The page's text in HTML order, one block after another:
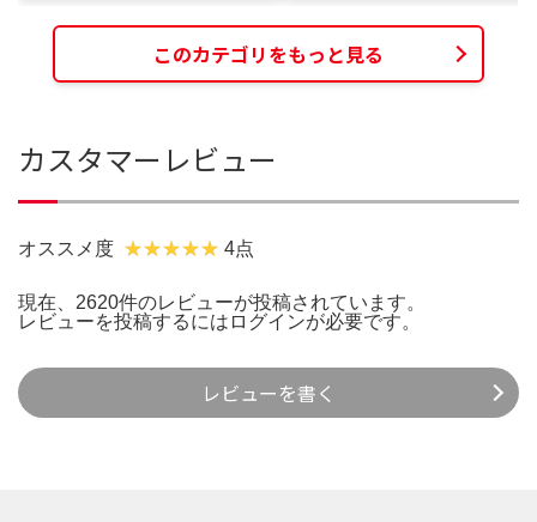
このカテゴリをもっと見る
カスタマーレビュー
オススメ度 4点
現在、2620件のレビューが投稿されています。
レビューを投稿するには ログインが必要です。
レビューを書く